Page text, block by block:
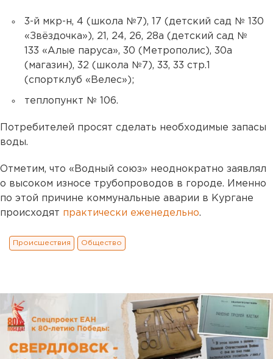
3-й мкр-н, 4 (школа №7), 17 (детский сад № 130
«Звёздочка»), 21, 24, 26, 28а (детский сад №
133 «Алые паруса», 30 (Метрополис), 30а
(магазин), 32 (школа №7), 33, 33 стр.1
(спортклуб «Велес»);
теплопункт № 106.
Потребителей просят сделать необходимые запасы
воды.
Отметим, что «Водный союз» неоднократно заявлял
о высоком износе трубопроводов в городе. Именно
по этой причине коммунальные аварии в Кургане
происходят практически еженедельно.
Происшествия Общество